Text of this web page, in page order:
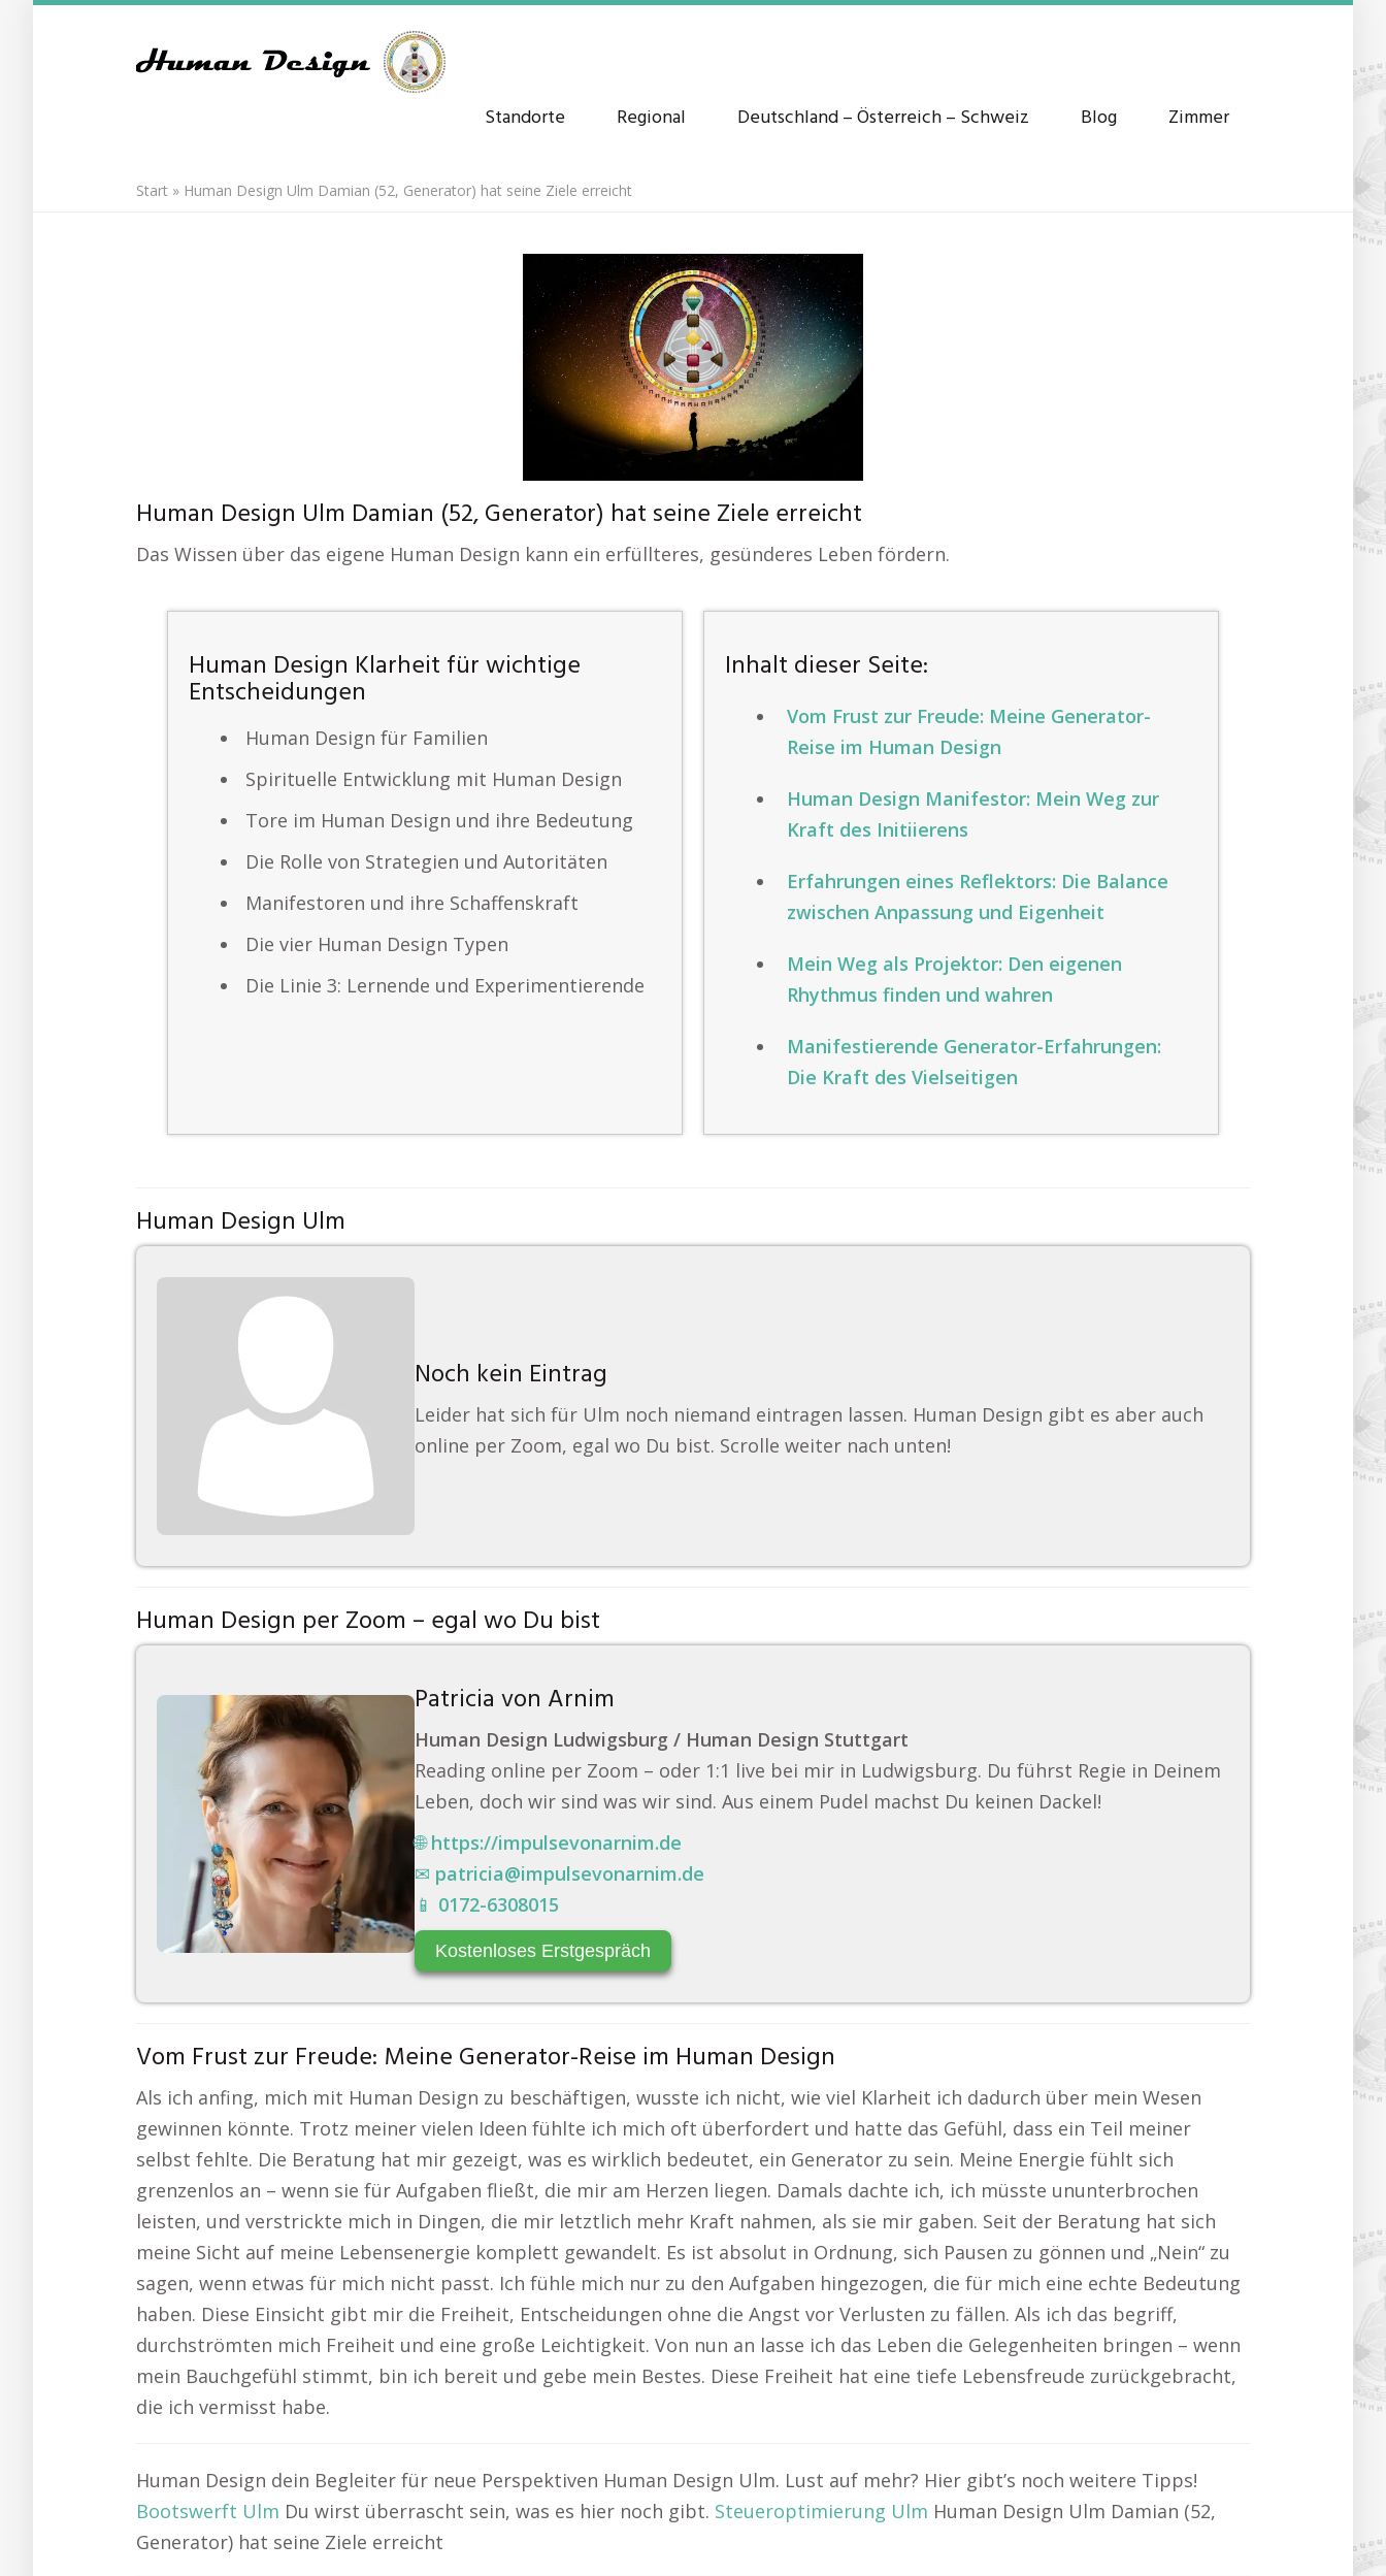
Standorte Regional Deutschland – Österreich – Schweiz Blog Zimmer
Start » Human Design Ulm Damian (52, Generator) hat seine Ziele erreicht
Human Design Ulm Damian (52, Generator) hat seine Ziele erreicht
Das Wissen über das eigene Human Design kann ein erfüllteres, gesünderes Leben fördern.
Human Design Klarheit für wichtige
Entscheidungen
Human Design für Familien
Spirituelle Entwicklung mit Human Design
Tore im Human Design und ihre Bedeutung
Die Rolle von Strategien und Autoritäten
Manifestoren und ihre Schaffenskraft
Die vier Human Design Typen
Die Linie 3: Lernende und Experimentierende
Inhalt dieser Seite:
Vom Frust zur Freude: Meine Generator-
Reise im Human Design
Human Design Manifestor: Mein Weg zur
Kraft des Initiierens
Erfahrungen eines Reflektors: Die Balance
zwischen Anpassung und Eigenheit
Mein Weg als Projektor: Den eigenen
Rhythmus finden und wahren
Manifestierende Generator-Erfahrungen:
Die Kraft des Vielseitigen
Human Design Ulm
Noch kein Eintrag
Leider hat sich für Ulm noch niemand eintragen lassen. Human Design gibt es aber auch
online per Zoom, egal wo Du bist. Scrolle weiter nach unten!
Human Design per Zoom – egal wo Du bist
Patricia von Arnim
Human Design Ludwigsburg / Human Design Stuttgart
Reading online per Zoom – oder 1:1 live bei mir in Ludwigsburg. Du führst Regie in Deinem
Leben, doch wir sind was wir sind. Aus einem Pudel machst Du keinen Dackel!
🌐https://impulsevonarnim.de
✉ patricia@impulsevonarnim.de
📱 0172-6308015
Kostenloses Erstgespräch
Vom Frust zur Freude: Meine Generator-Reise im Human Design
Als ich anfing, mich mit Human Design zu beschäftigen, wusste ich nicht, wie viel Klarheit ich dadurch über mein Wesen
gewinnen könnte. Trotz meiner vielen Ideen fühlte ich mich oft überfordert und hatte das Gefühl, dass ein Teil meiner
selbst fehlte. Die Beratung hat mir gezeigt, was es wirklich bedeutet, ein Generator zu sein. Meine Energie fühlt sich
grenzenlos an – wenn sie für Aufgaben fließt, die mir am Herzen liegen. Damals dachte ich, ich müsste ununterbrochen
leisten, und verstrickte mich in Dingen, die mir letztlich mehr Kraft nahmen, als sie mir gaben. Seit der Beratung hat sich
meine Sicht auf meine Lebensenergie komplett gewandelt. Es ist absolut in Ordnung, sich Pausen zu gönnen und „Nein“ zu
sagen, wenn etwas für mich nicht passt. Ich fühle mich nur zu den Aufgaben hingezogen, die für mich eine echte Bedeutung
haben. Diese Einsicht gibt mir die Freiheit, Entscheidungen ohne die Angst vor Verlusten zu fällen. Als ich das begriff,
durchströmten mich Freiheit und eine große Leichtigkeit. Von nun an lasse ich das Leben die Gelegenheiten bringen – wenn
mein Bauchgefühl stimmt, bin ich bereit und gebe mein Bestes. Diese Freiheit hat eine tiefe Lebensfreude zurückgebracht,
die ich vermisst habe.
Human Design dein Begleiter für neue Perspektiven Human Design Ulm. Lust auf mehr? Hier gibt’s noch weitere Tipps!
Bootswerft Ulm Du wirst überrascht sein, was es hier noch gibt. Steueroptimierung Ulm Human Design Ulm Damian (52,
Generator) hat seine Ziele erreicht